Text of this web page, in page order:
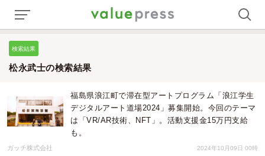
検索結果
松永武士の検索結果
福島県浪江町で滞在型アートプログラム「浪江学生
デジタルアート道場2024」募集開始。今回のテーマ
は「VR/AR技術、NFT」。活動支援金15万円支給
も。
ガッチ株式会社 2024年10月09日 00時